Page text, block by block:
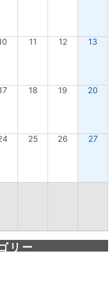
11 12 13
18 19 20
25 26 27
リー